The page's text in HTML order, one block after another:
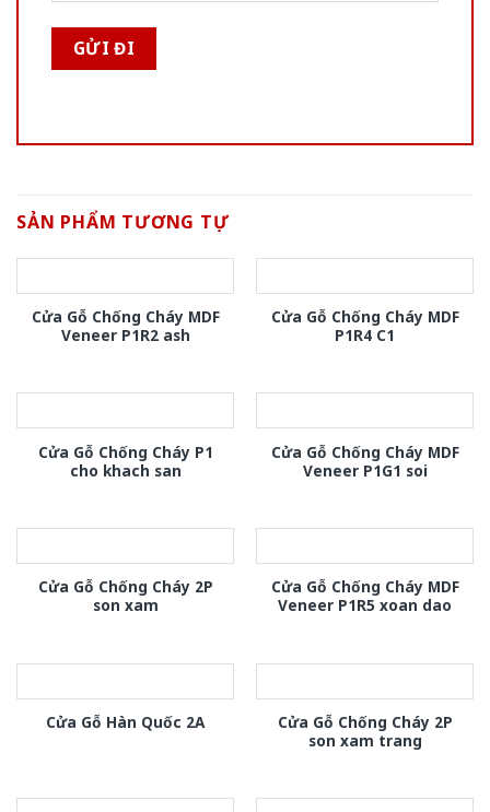
SẢN PHẨM TƯƠNG TỰ
Cửa Gỗ Chống Cháy MDF
Veneer P1R2 ash
Cửa Gỗ Chống Cháy MDF
P1R4 C1
Cửa Gỗ Chống Cháy P1
cho khach san
Cửa Gỗ Chống Cháy MDF
Veneer P1G1 soi
Cửa Gỗ Chống Cháy 2P
son xam
Cửa Gỗ Chống Cháy MDF
Veneer P1R5 xoan dao
Cửa Gỗ Hàn Quốc 2A
Cửa Gỗ Chống Cháy 2P
son xam trang